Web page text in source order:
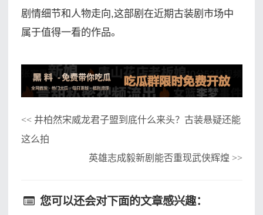
剧情细节和人物走向,这部剧在近期古装剧市场中
属于值得一看的作品。
<<井柏然宋威龙君子盟到底什么来头？古装悬疑还能
这么拍
英雄志成毅新剧能否重现武侠辉煌 >>
您可以还会对下面的文章感兴趣：